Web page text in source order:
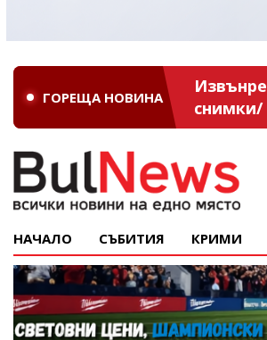
ГОРЕЩА НОВИНА
снимки/
НАЧАЛО СЪБИТИЯ КРИМИ